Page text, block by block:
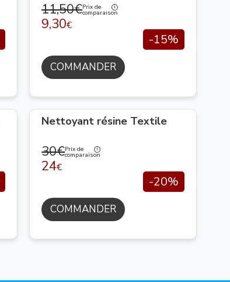
11,50€Prix de
comparaison
9,30€
-15%
COMMANDER
Nettoyant résine Textile
30€Prix de
comparaison
24€
-20%
COMMANDER